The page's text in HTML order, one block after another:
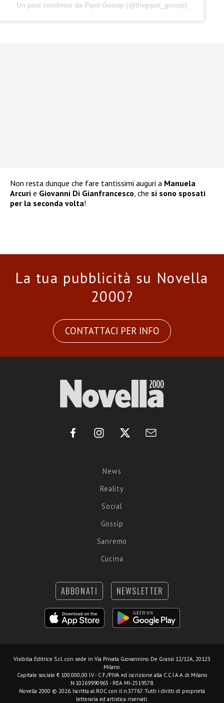
Un post condiviso da Pipol Gossip (@thepipol_gossip)
Non resta dunque che fare tantissimi auguri a Manuela
Arcuri e Giovanni Di Gianfrancesco , che si sono sposati
per la seconda volta!
La tua pubblicità su Novella
2000?
CONTATTACI PER INFO
News
Reality
Social
Gossip
Sanremo
Cucina
ABBONATI NEWSLETTER
Visibilia Editrice S.r.l. con sede in Via Privata Giovannino De Grassi 12/12A, 20123
Milano.
Capitale sociale € 100.000,00 I.V. - C.F./P.IVA ed iscrizione alla C.C.I.A.A. di Milano
N.10269990965 - REA MI-2519578.
Novella 2000 © 2026. Iscritta al ROC con il n.37767. Tutti i diritti di proprietà
letteraria ed artistica riservati.